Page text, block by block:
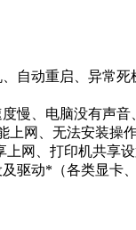
自动重启、异常
慢、电脑没有声
上网、无法安装操
网、打印机共享
驱动*（各类显